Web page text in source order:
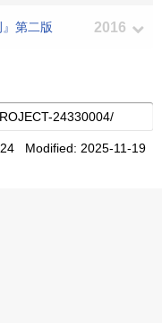
第二版 2016
Modified: 2025-11-19